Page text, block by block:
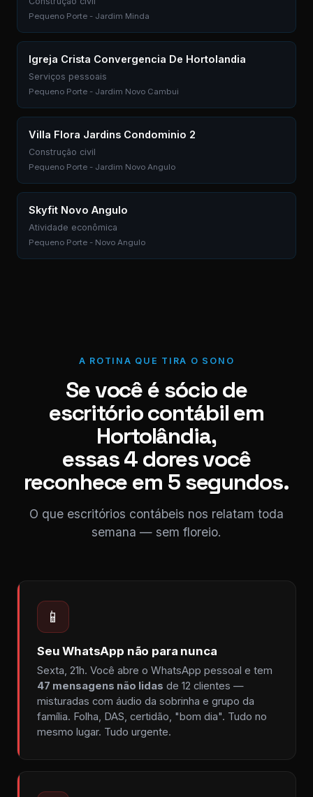
Pequeno Porte - Jardim Minda
Igreja Crista Convergencia De Hortolandia
Serviços pessoais
Pequeno Porte - Jardim Novo Cambui
Villa Flora Jardins Condominio 2
Construção civil
Pequeno Porte - Jardim Novo Angulo
Skyfit Novo Angulo
Atividade econômica
Pequeno Porte - Novo Angulo
A ROTINA QUE TIRA O SONO
Se você é sócio de
escritório contábil em
Hortolândia,
essas 4 dores você
reconhece em 5 segundos.
O que escritórios contábeis nos relatam toda
semana — sem floreio.
📱
Seu WhatsApp não para nunca
Sexta, 21h. Você abre o WhatsApp pessoal e tem
47 mensagens não lidas de 12 clientes —
misturadas com áudio da sobrinha e grupo da
família. Folha, DAS, certidão, "bom dia". Tudo no
mesmo lugar. Tudo urgente.